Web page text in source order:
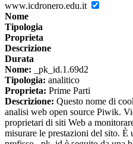
www.icdronero.edu.it
Nome
Tipologia
Proprieta
Descrizione
Durata
Nome: _pk_id.1.69d2
Tipologia: analitico
Proprieta: Prime Parti
Descrizione: Questo nome di
analisi web open source Piwik.
proprietari di siti Web a
misurare le prestazioni del sito.